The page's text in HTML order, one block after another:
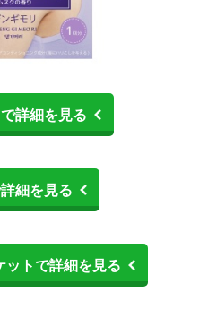
詳細を見る
細を見る
ットで詳細を見る